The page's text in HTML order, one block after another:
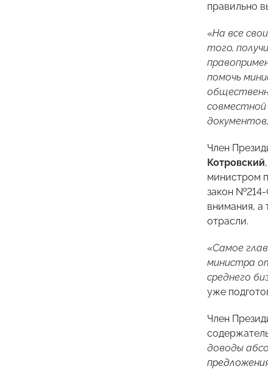
правильно
«На все
того,
помочь
Член
Котровский
министром
закон
внимания, а
отрасли.
«Самое
министра
среднего
уже
Член
доводы